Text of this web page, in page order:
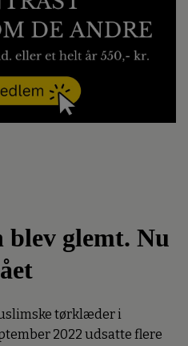
blev glemt. Nu
tørklæder i
2022 udsatte flere